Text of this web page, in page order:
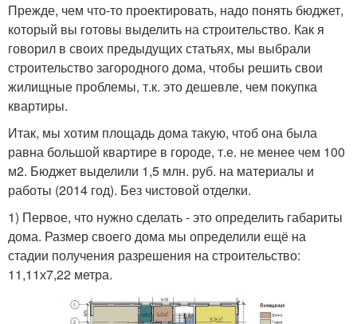
Прежде, чем что-то проектировать, надо понять бюджет,
который вы готовы выделить на строительство. Как я
говорил в своих предыдущих статьях, мы выбрали
строительство загородного дома, чтобы решить свои
жилищные проблемы, т.к. это дешевле, чем покупка
квартиры.
Итак, мы хотим площадь дома такую, чтоб она была
равна большой квартире в городе, т.е. не менее чем 100
м2. Бюджет выделили 1,5 млн. руб. на материалы и
работы (2014 год). Без чистовой отделки.
1) Первое, что нужно сделать - это определить габариты
дома. Размер своего дома мы определили ещё на
стадии получения разрешения на строительство:
11,11х7,22 метра.